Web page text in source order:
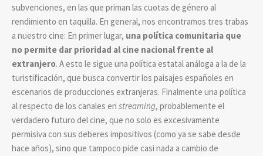
subvenciones, en las que priman las cuotas de género al
rendimiento en taquilla. En general, nos encontramos tres trabas
a nuestro cine: En primer lugar, una política comunitaria que
no permite dar prioridad al cine nacional frente al
extranjero. A esto le sigue una política estatal análoga a la de la
turistificación, que busca convertir los paisajes españoles en
escenarios de producciones extranjeras. Finalmente una política
al respecto de los canales en streaming, probablemente el
verdadero futuro del cine, que no solo es excesivamente
permisiva con sus deberes impositivos (como ya se sabe desde
hace años), sino que tampoco pide casi nada a cambio de